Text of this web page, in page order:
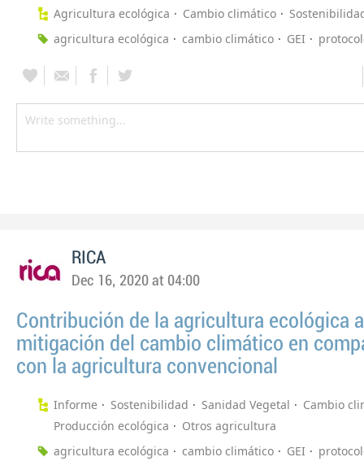
Agricultura ecológica Cambio climático
agricultura ecológica
cambio climático GEI
RICA
Dec 16, 2020 at 04:00
Contribución de la agricultura ecológica
mitigación del cambio climático en
con la agricultura convencional
Informe Sostenibilidad Sanidad Vegetal
Cambio
Producción ecológica
Otros agricultura
agricultura ecológica
cambio climático GEI